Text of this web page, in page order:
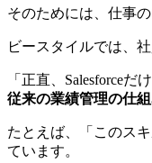
そのためには、仕事
ビースタイルでは、
「正直、Salesforce
従来の業績管理の仕
たとえば、「このス
ています。